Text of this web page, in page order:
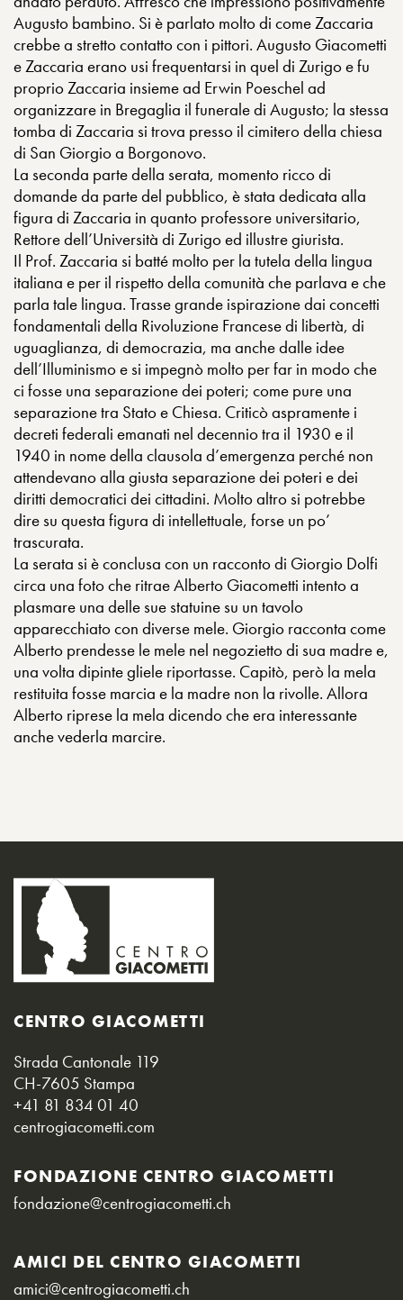
Augusto bambino. Si è parlato molto di come Zaccaria
crebbe a stretto contatto con i pittori. Augusto Giacometti
e Zaccaria erano usi frequentarsi in quel di Zurigo e fu
proprio Zaccaria insieme ad Erwin Poeschel ad
organizzare in Bregaglia il funerale di Augusto; la stessa
tomba di Zaccaria si trova presso il cimitero della chiesa
di San Giorgio a Borgonovo.
La seconda parte della serata, momento ricco di
domande da parte del pubblico, è stata dedicata alla
figura di Zaccaria in quanto professore universitario,
Rettore dell’Università di Zurigo ed illustre giurista.
Il Prof. Zaccaria si batté molto per la tutela della lingua
italiana e per il rispetto della comunità che parlava e che
parla tale lingua. Trasse grande ispirazione dai concetti
fondamentali della Rivoluzione Francese di libertà, di
uguaglianza, di democrazia, ma anche dalle idee
dell’Illuminismo e si impegnò molto per far in modo che
ci fosse una separazione dei poteri; come pure una
separazione tra Stato e Chiesa. Criticò aspramente i
decreti federali emanati nel decennio tra il 1930 e il
1940 in nome della clausola d’emergenza perché non
attendevano alla giusta separazione dei poteri e dei
diritti democratici dei cittadini. Molto altro si potrebbe
dire su questa figura di intellettuale, forse un po’
trascurata.
La serata si è conclusa con un racconto di Giorgio Dolfi
circa una foto che ritrae Alberto Giacometti intento a
plasmare una delle sue statuine su un tavolo
apparecchiato con diverse mele. Giorgio racconta come
Alberto prendesse le mele nel negozietto di sua madre e,
una volta dipinte gliele riportasse. Capitò, però la mela
restituita fosse marcia e la madre non la rivolle. Allora
Alberto riprese la mela dicendo che era interessante
anche vederla marcire.
CENTRO GIACOMETTI
Strada Cantonale 119
CH-7605 Stampa
+41 81 834 01 40
centrogiacometti.com
FONDAZIONE CENTRO GIACOMETTI
fondazione@centrogiacometti.ch
AMICI DEL CENTRO GIACOMETTI
amici@centrogiacometti.ch